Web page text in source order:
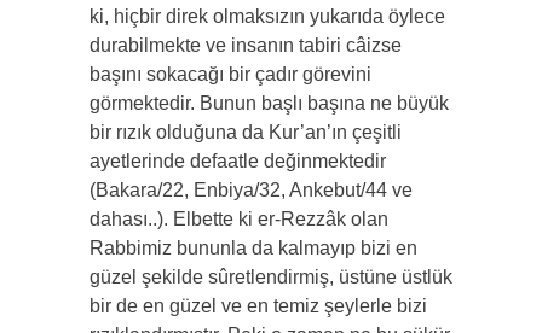
ki, hiçbir direk olmaksızın yukarıda öylece
durabilmekte ve insanın tabiri câizse
başını sokacağı bir çadır görevini
görmektedir. Bunun başlı başına ne büyük
bir rızık olduğuna da Kur’an’ın çeşitli
ayetlerinde defaatle değinmektedir
(Bakara/22, Enbiya/32, Ankebut/44 ve
dahası..). Elbette ki er-Rezzâk olan
Rabbimiz bununla da kalmayıp bizi en
güzel şekilde sûretlendirmiş, üstüne üstlük
bir de en güzel ve en temiz şeylerle bizi